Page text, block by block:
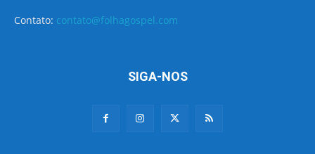
Contato: contato@folhagospel.com
SIGA-NOS